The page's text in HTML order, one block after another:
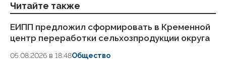
Читайте также
ЕИПП предложил сформировать в Кременной
центр переработки сельхозпродукции округа
05.08.2026 в 18:48Общество